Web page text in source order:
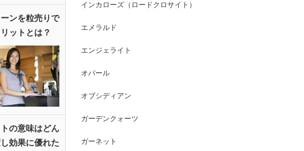
ンを粒売りで
ットとは？
の意味はどん
効果に優れた
インカローズ（ロードクロサイト）
エメラルド
エンジェライト
オパール
オブシディアン
ガーデンクォーツ
ガーネット